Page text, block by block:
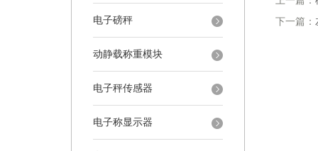
电子磅秤
动静载称重模块
电子秤传感器
电子称显示器
下一篇：